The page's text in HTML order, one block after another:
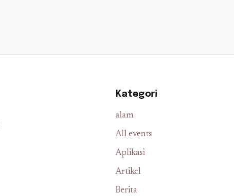
Kategori
alam
All events
Aplikasi
Artikel
Berita